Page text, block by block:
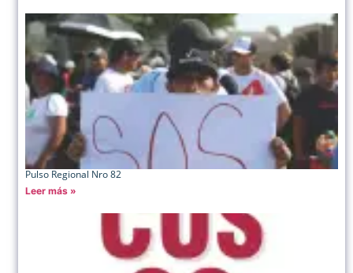
Pulso Regional Nro 82
Leer más »